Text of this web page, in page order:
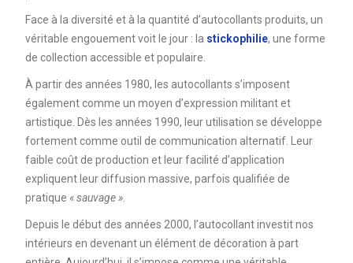
Face à la diversité et à la quantité d’autocollants produits, un
véritable engouement voit le jour : la stickophilie, une forme
de collection accessible et populaire.
À partir des années 1980, les autocollants s’imposent
également comme un moyen d’expression militant et
artistique. Dès les années 1990, leur utilisation se développe
fortement comme outil de communication alternatif. Leur
faible coût de production et leur facilité d’application
expliquent leur diffusion massive, parfois qualifiée de
pratique « sauvage ».
Depuis le début des années 2000, l’autocollant investit nos
intérieurs en devenant un élément de décoration à part